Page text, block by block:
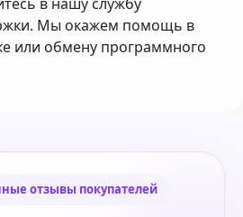
Мы окажем помощь в
или обмену программного
отзывы покупателей